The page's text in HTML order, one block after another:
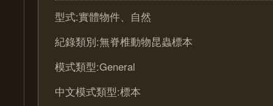
型式:實體物件、自然
紀錄類別:無脊椎動物昆蟲標本
模式類型:General
中文模式類型:標本